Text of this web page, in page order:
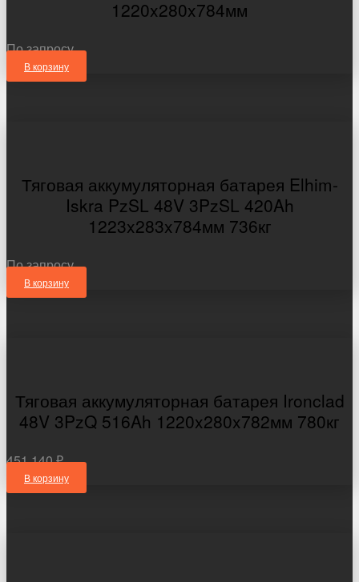
1220x280x784мм
По запросу
В корзину
Тяговая аккумуляторная батарея Elhim-
Iskra PzSL 48V 3PzSL 420Ah
1223x283x784мм 736кг
По запросу
В корзину
Тяговая аккумуляторная батарея Ironclad
48V 3PzQ 516Ah 1220x280x782мм 780кг
451 140 ₽
В корзину